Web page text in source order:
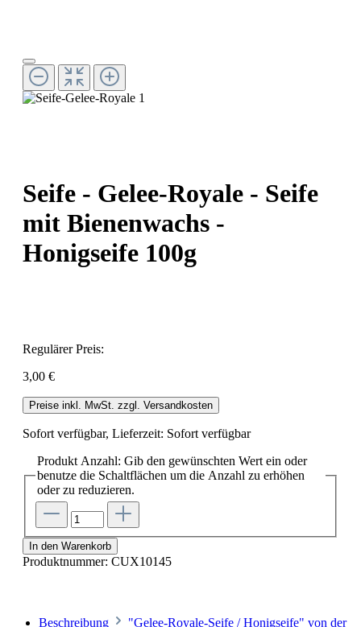
Seife - Gelee-Royale - Seife
mit Bienenwachs -
Honigseife 100g
Regulärer Preis:
3,00 €
Preise inkl. MwSt. zzgl. Versandkosten
Sofort verfügbar, Lieferzeit: Sofort verfügbar
Produkt Anzahl: Gib den gewünschten Wert ein oder
benutze die Schaltflächen um die Anzahl zu erhöhen
oder zu reduzieren.
In den Warenkorb
Produktnummer: CUX10145
Beschreibung
"Gelee-Royale-Seife / Honigseife" von der